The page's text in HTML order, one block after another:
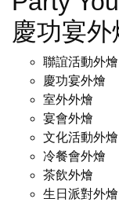
慶功宴外
聯誼活動外燴
慶功宴外燴
室外外燴
宴會外燴
文化活動外燴
冷餐會外燴
茶飲外燴
生日派對外燴